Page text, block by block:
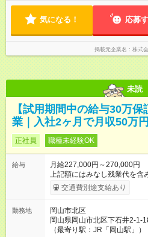
固定給＋報奨金1件分 ・月収
定給＋報奨金4件分 【試用期間】試用期間あり 試用期間の長
さ：2ヶ月 ※ 雇用形態と給与
す。 雇用形態：中途採用（
は全額支給いたします。 み
14:00 現地稼働開始 19:00
19:30 帰宅
気になる！ 応募
掲載元企業名 株式
未読
【試用期間中の給与30万
業｜入社2ヶ月で月収50万
正社員 職種未経験OK
給与
月給227,000円～270,000円
上記額にはみなし残業代を含
ます。 みなし残業代 34,050
間 23.06時間／月 ※【保証給
ので安心して研修に集中でき
ブ稼げるように 研修・サポー
ださい。 （一律手当含む）＋ 報奨金 ★賞与年2回あり！ ★頑張
交通費別途支給あり
勤務地
岡山市北区
岡山県岡山市北区下石井2-
（最寄り駅：JR「岡山駅」）